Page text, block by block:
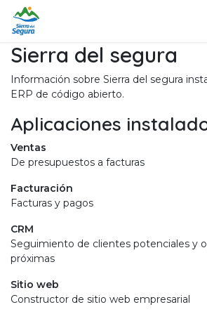
Ir al contenido
Sierra del segura
Información sobre Sierra del segura
ERP de código abierto.
Aplicaciones
Ventas
De presupuestos a facturas
Facturación
Facturas y pagos
CRM
Seguimiento de clientes potenciales y
próximas
Sitio web
Constructor de sitio web empresarial